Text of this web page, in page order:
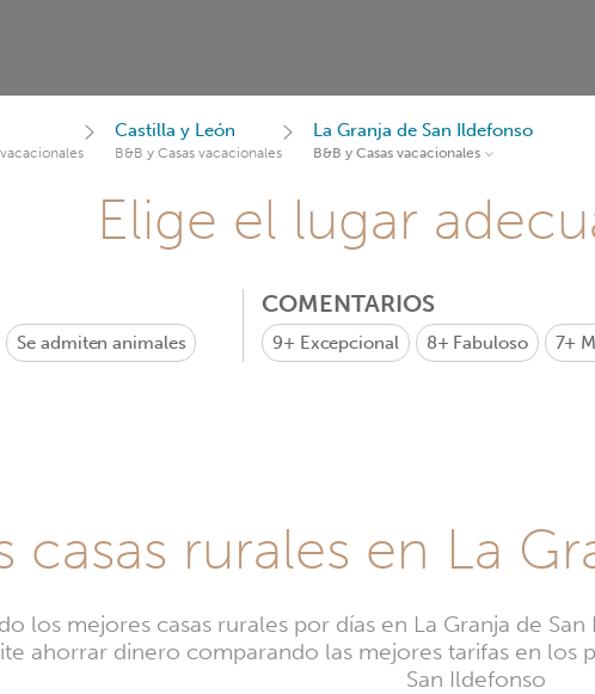
Castilla y León
B&B y Casas vacacionales
La Granja de San Ildefonso
B&B y Casas vacacionales
Elige el lugar
Se admiten animales
COMENTARIOS
9+ Excepcional 8+ Fabuloso 7+
casas rurales en La
los mejores casas rurales por días en La Granja de
ahorrar dinero comparando las mejores tarifas en los
San Ildefonso